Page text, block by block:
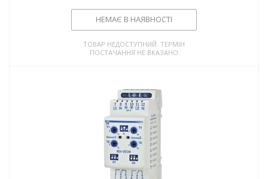
НЕМАЄ В НАЯВНОСТІ
ТОВАР НЕДОСТУПНИЙ. ТЕРМІН
ПОСТАЧАННЯ НЕ ВКАЗАНО